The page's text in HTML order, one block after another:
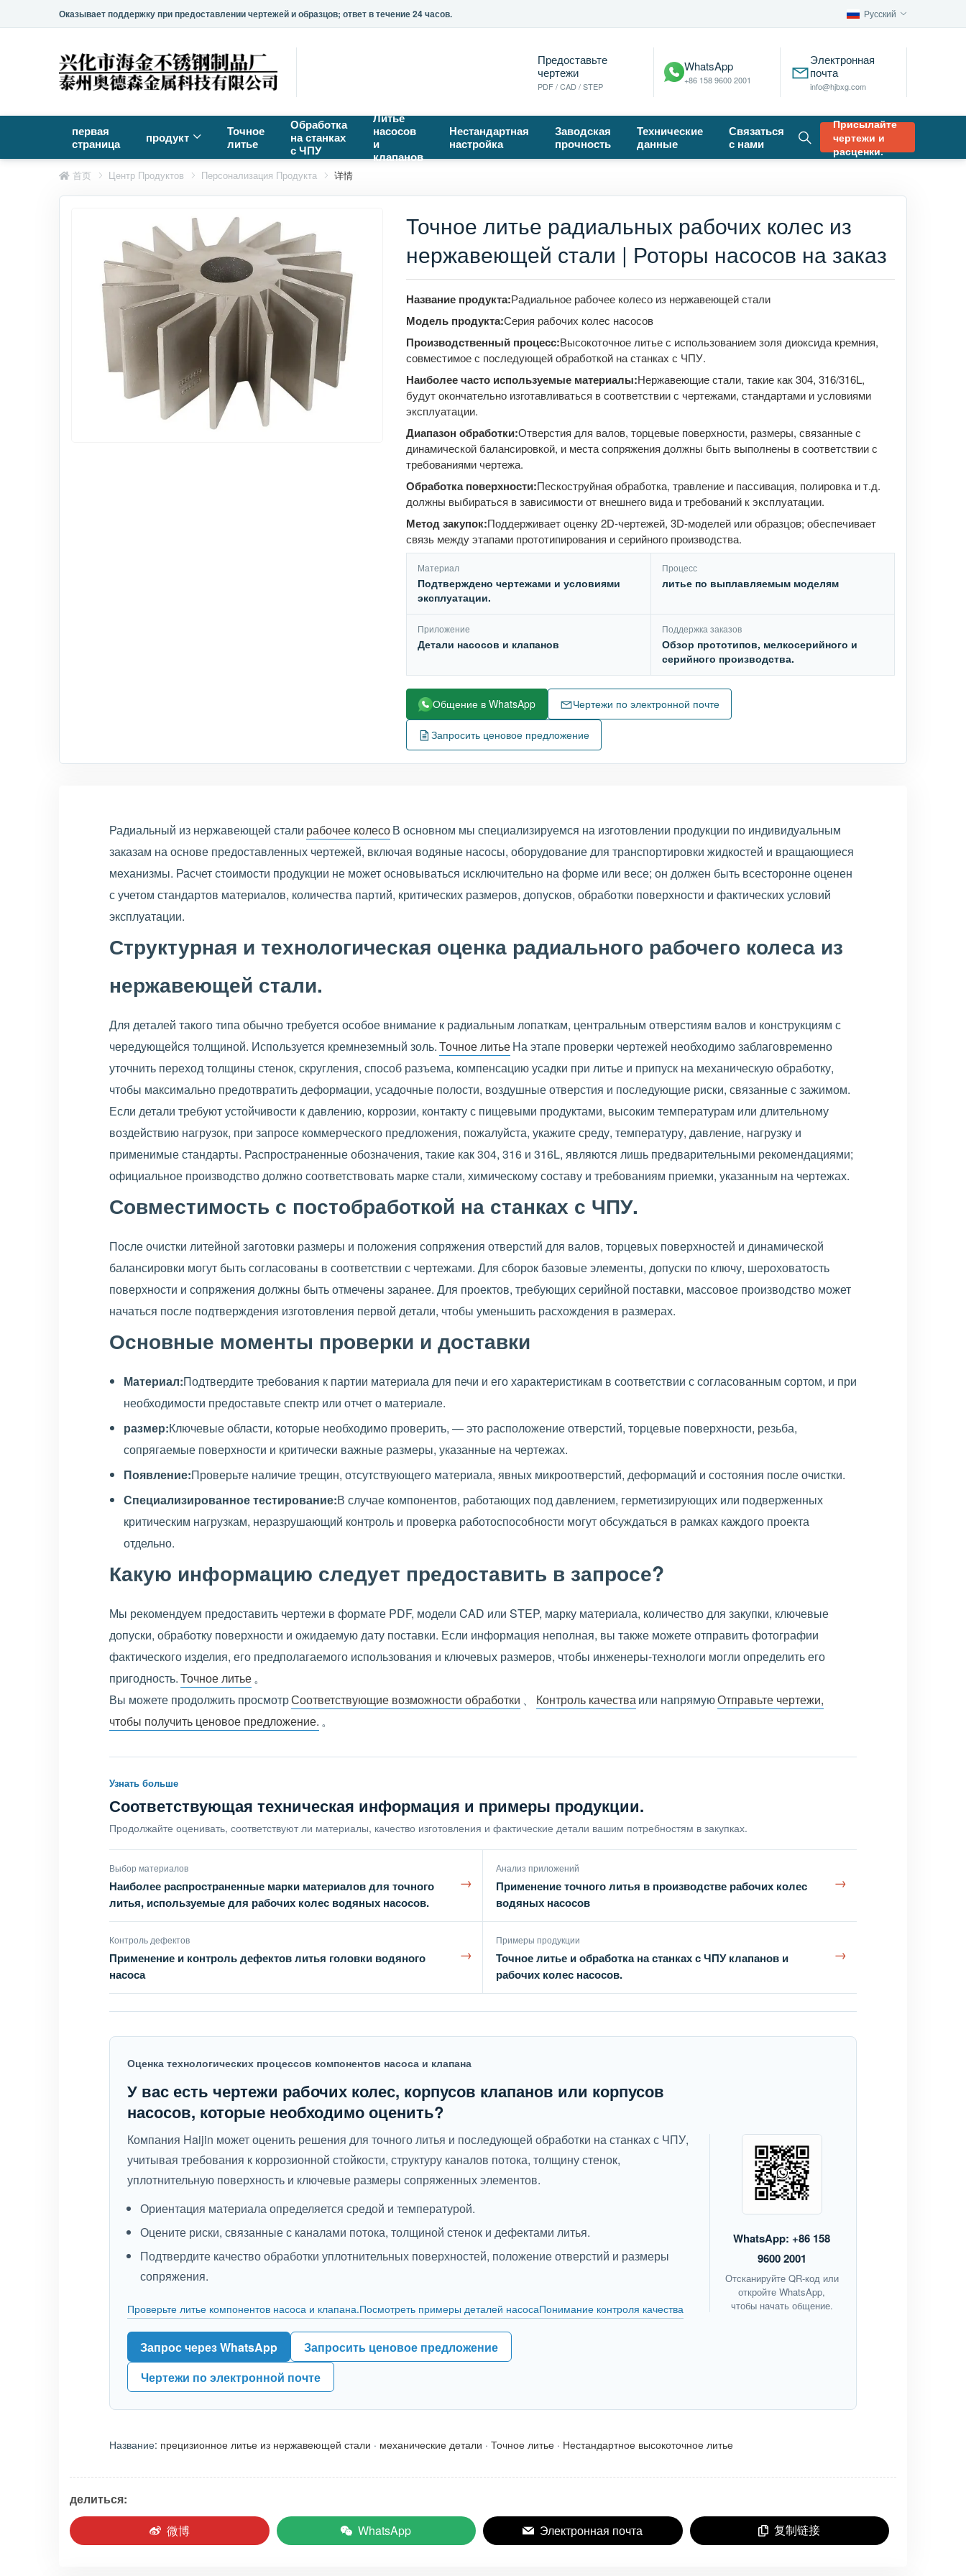
Оказывает поддержку при предоставлении чертежей и образцов; ответ в течение 24 часов. Русский
Предоставьте
чертежи
PDF / CAD / STEP
WhatsApp
+86 158 9600 2001
Электронная
почта
info@hjbxg.com
первая
страница
продукт
Точное
литье
Обработка
на станках
с ЧПУ
Литье
насосов
и
клапанов
Нестандартная
настройка
Заводская
прочность
Технические
данные
Связаться
с нами
Присылайте
чертежи и
расценки.
首页 Центр Продуктов Персонализация Продукта 详情
Точное литье радиальных рабочих колес из
нержавеющей стали | Роторы насосов на заказ
Название продукта:Радиальное рабочее колесо из нержавеющей стали
Модель продукта:Серия рабочих колес насосов
Производственный процесс:Высокоточное литье с использованием золя диоксида кремния,
совместимое с последующей обработкой на станках с ЧПУ.
Наиболее часто используемые материалы:Нержавеющие стали, такие как 304, 316/316L,
будут окончательно изготавливаться в соответствии с чертежами, стандартами и условиями
эксплуатации.
Диапазон обработки:Отверстия для валов, торцевые поверхности, размеры, связанные с
динамической балансировкой, и места сопряжения должны быть выполнены в соответствии с
требованиями чертежа.
Обработка поверхности:Пескоструйная обработка, травление и пассивация, полировка и т.д.
должны выбираться в зависимости от внешнего вида и требований к эксплуатации.
Метод закупок:Поддерживает оценку 2D-чертежей, 3D-моделей или образцов; обеспечивает
связь между этапами прототипирования и серийного производства.
Материал
Подтверждено чертежами и условиями
эксплуатации.
Процесс
литье по выплавляемым моделям
Приложение
Детали насосов и клапанов
Поддержка заказов
Обзор прототипов, мелкосерийного и
серийного производства.
Общение в WhatsApp Чертежи по электронной почте
Запросить ценовое предложение
Радиальный из нержавеющей стали рабочее колесоВ основном мы специализируемся на изготовлении продукции по индивидуальным
заказам на основе предоставленных чертежей, включая водяные насосы, оборудование для транспортировки жидкостей и вращающиеся
механизмы. Расчет стоимости продукции не может основываться исключительно на форме или весе; он должен быть всесторонне оценен
с учетом стандартов материалов, количества партий, критических размеров, допусков, обработки поверхности и фактических условий
эксплуатации.
Структурная и технологическая оценка радиального рабочего колеса из
нержавеющей стали.
Для деталей такого типа обычно требуется особое внимание к радиальным лопаткам, центральным отверстиям валов и конструкциям с
чередующейся толщиной. Используется кремнеземный золь.Точное литьеНа этапе проверки чертежей необходимо заблаговременно
уточнить переход толщины стенок, скругления, способ разъема, компенсацию усадки при литье и припуск на механическую обработку,
чтобы максимально предотвратить деформации, усадочные полости, воздушные отверстия и последующие риски, связанные с зажимом.
Если детали требуют устойчивости к давлению, коррозии, контакту с пищевыми продуктами, высоким температурам или длительному
воздействию нагрузок, при запросе коммерческого предложения, пожалуйста, укажите среду, температуру, давление, нагрузку и
применимые стандарты. Распространенные обозначения, такие как 304, 316 и 316L, являются лишь предварительными рекомендациями;
официальное производство должно соответствовать марке стали, химическому составу и требованиям приемки, указанным на чертежах.
Совместимость с постобработкой на станках с ЧПУ.
После очистки литейной заготовки размеры и положения сопряжения отверстий для валов, торцевых поверхностей и динамической
балансировки могут быть согласованы в соответствии с чертежами. Для сборок базовые элементы, допуски по ключу, шероховатость
поверхности и сопряжения должны быть отмечены заранее. Для проектов, требующих серийной поставки, массовое производство может
начаться после подтверждения изготовления первой детали, чтобы уменьшить расхождения в размерах.
Основные моменты проверки и доставки
Материал:Подтвердите требования к партии материала для печи и его характеристикам в соответствии с согласованным сортом, и при
необходимости предоставьте спектр или отчет о материале.
размер:Ключевые области, которые необходимо проверить, — это расположение отверстий, торцевые поверхности, резьба,
сопрягаемые поверхности и критически важные размеры, указанные на чертежах.
Появление:Проверьте наличие трещин, отсутствующего материала, явных микроотверстий, деформаций и состояния после очистки.
Специализированное тестирование:В случае компонентов, работающих под давлением, герметизирующих или подверженных
критическим нагрузкам, неразрушающий контроль и проверка работоспособности могут обсуждаться в рамках каждого проекта
отдельно.
Какую информацию следует предоставить в запросе?
Мы рекомендуем предоставить чертежи в формате PDF, модели CAD или STEP, марку материала, количество для закупки, ключевые
допуски, обработку поверхности и ожидаемую дату поставки. Если информация неполная, вы также можете отправить фотографии
фактического изделия, его предполагаемого использования и ключевых размеров, чтобы инженеры-технологи могли определить его
пригодность.Точное литье。
Вы можете продолжить просмотрСоответствующие возможности обработки 、 Контроль качестваили напрямуюОтправьте чертежи,
чтобы получить ценовое предложение. 。
Узнать больше
Соответствующая техническая информация и примеры продукции.
Продолжайте оценивать, соответствуют ли материалы, качество изготовления и фактические детали вашим потребностям в закупках.
Выбор материалов
Наиболее распространенные марки материалов для точного
литья, используемые для рабочих колес водяных насосов.
→
Анализ приложений
Применение точного литья в производстве рабочих колес
водяных насосов
→
Контроль дефектов
Применение и контроль дефектов литья головки водяного
насоса
→
Примеры продукции
Точное литье и обработка на станках с ЧПУ клапанов и
рабочих колес насосов.
→
Оценка технологических процессов компонентов насоса и клапана
У вас есть чертежи рабочих колес, корпусов клапанов или корпусов
насосов, которые необходимо оценить?
Компания Haijin может оценить решения для точного литья и последующей обработки на станках с ЧПУ,
учитывая требования к коррозионной стойкости, структуру каналов потока, толщину стенок,
уплотнительную поверхность и ключевые размеры сопряженных элементов.
Ориентация материала определяется средой и температурой.
Оцените риски, связанные с каналами потока, толщиной стенок и дефектами литья.
Подтвердите качество обработки уплотнительных поверхностей, положение отверстий и размеры
сопряжения.
Проверьте литье компонентов насоса и клапана.Посмотреть примеры деталей насосаПонимание контроля качества
Запрос через WhatsApp
Запросить ценовое предложение
Чертежи по электронной почте
WhatsApp: +86 158
9600 2001
Отсканируйте QR-код или
откройте WhatsApp,
чтобы начать общение.
Название: прецизионное литье из нержавеющей стали · механические детали · Точное литье · Нестандартное высокоточное литье
делиться:
微博
WhatsApp Электронная почта 复制链接